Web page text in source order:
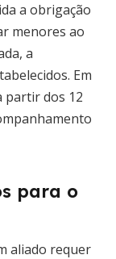
a obrigação
menores ao
a
Em
partir dos 12
para o
aliado requer